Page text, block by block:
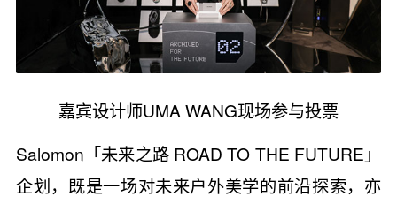
嘉宾设计师UMA WANG现场参与投票
Salomon「未来之路 ROAD TO THE FUTURE」
企划，既是一场对未来户外美学的前沿探索，亦